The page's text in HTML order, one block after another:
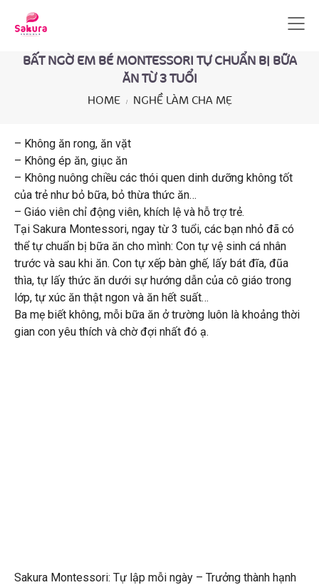
BẤT NGỜ EM BÉ MONTESSORI TỰ CHUẨN BỊ BỮA
ĂN TỪ 3 TUỔI
HOME NGHỀ LÀM CHA MẸ
– Không ăn rong, ăn vặt
– Không ép ăn, giục ăn
– Không nuông chiều các thói quen dinh dưỡng không tốt
của trẻ như bỏ bữa, bỏ thừa thức ăn…
– Giáo viên chỉ động viên, khích lệ và hỗ trợ trẻ.
Tại Sakura Montessori, ngay từ 3 tuổi, các bạn nhỏ đã có
thể tự chuẩn bị bữa ăn cho mình: Con tự vệ sinh cá nhân
trước và sau khi ăn. Con tự xếp bàn ghế, lấy bát đĩa, đũa
thìa, tự lấy thức ăn dưới sự hướng dẫn của cô giáo trong
lớp, tự xúc ăn thật ngon và ăn hết suất…
Ba mẹ biết không, mỗi bữa ăn ở trường luôn là khoảng thời
gian con yêu thích và chờ đợi nhất đó ạ.
Sakura Montessori: Tự lập mỗi ngày – Trưởng thành hạnh